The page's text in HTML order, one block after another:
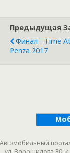
Предыдущая
Финал - Time
Penza 2017
Автомобильный
ул. Ворошилова 30,